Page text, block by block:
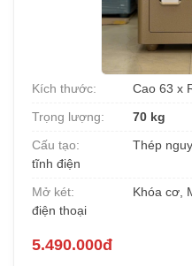
Kích thước:
Cao 63 x
Trọng lượng:
70 kg
Cấu tạo:
Thép
tĩnh điện
Mở két:
Khóa cơ,
điện thoại
5.490.000đ